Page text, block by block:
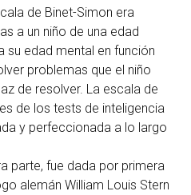
de Binet-Simon era
a un niño de una edad
su edad mental en función
problemas que el niño
de resolver. La escala de
de los tests de inteligencia
y perfeccionada a lo largo
parte, fue dada por primera
alemán William Louis Stern